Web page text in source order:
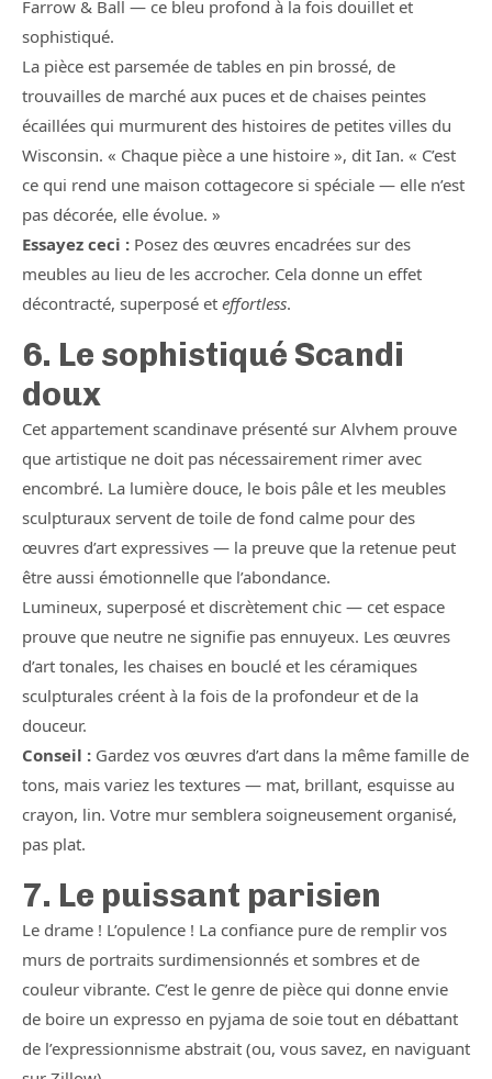
Farrow & Ball — ce bleu profond à la fois douillet et
sophistiqué.
La pièce est parsemée de tables en pin brossé, de
trouvailles de marché aux puces et de chaises peintes
écaillées qui murmurent des histoires de petites villes du
Wisconsin. « Chaque pièce a une histoire », dit Ian. « C’est
ce qui rend une maison cottagecore si spéciale — elle n’est
pas décorée, elle évolue. »
Essayez ceci : Posez des œuvres encadrées sur des
meubles au lieu de les accrocher. Cela donne un effet
décontracté, superposé et effortless.
6. Le sophistiqué Scandi
doux
Cet appartement scandinave présenté sur Alvhem prouve
que artistique ne doit pas nécessairement rimer avec
encombré. La lumière douce, le bois pâle et les meubles
sculpturaux servent de toile de fond calme pour des
œuvres d’art expressives — la preuve que la retenue peut
être aussi émotionnelle que l’abondance.
Lumineux, superposé et discrètement chic — cet espace
prouve que neutre ne signifie pas ennuyeux. Les œuvres
d’art tonales, les chaises en bouclé et les céramiques
sculpturales créent à la fois de la profondeur et de la
douceur.
Conseil : Gardez vos œuvres d’art dans la même famille de
tons, mais variez les textures — mat, brillant, esquisse au
crayon, lin. Votre mur semblera soigneusement organisé,
pas plat.
7. Le puissant parisien
Le drame ! L’opulence ! La confiance pure de remplir vos
murs de portraits surdimensionnés et sombres et de
couleur vibrante. C’est le genre de pièce qui donne envie
de boire un expresso en pyjama de soie tout en débattant
de l’expressionnisme abstrait (ou, vous savez, en naviguant